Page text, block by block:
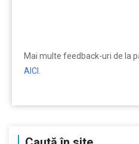
Mai multe feedback-uri de la
AICI.